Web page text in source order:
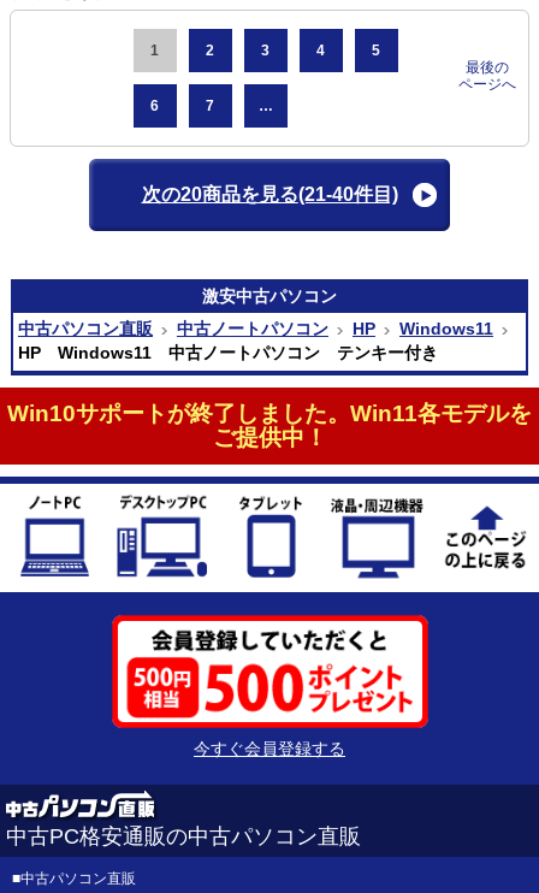
1 2 3 4 5
6 7 …
最後の
ページへ
次の20商品を見る(21-40件目)
激安中古パソコン
中古パソコン直販
中古ノートパソコン HP
Windows11
HP Windows11 中古ノートパソコン テンキー付き
Win10サポートが終了しました。Win11各モデルを
ご提供中！
今すぐ会員登録する
中古PC格安通販の中古パソコン直販
■中古パソコン直販